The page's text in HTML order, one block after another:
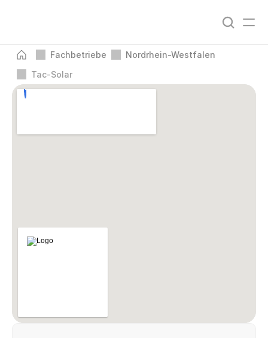
Fachbetriebe
Nordrhein-Westfalen
Tac-Solar